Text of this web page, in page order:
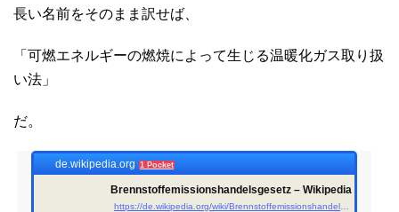
長い名前をそのまま訳せば、
「可燃エネルギーの燃焼によって生じる温暖化ガス取り扱
い法」
だ。
de.wikipedia.org 1 Pocket
Brennstoffemissionshandelsgesetz – Wikipedia